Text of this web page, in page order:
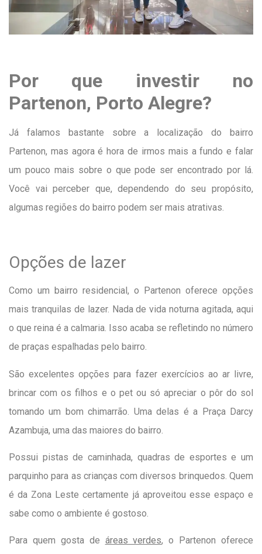
Por que investir no
Partenon, Porto Alegre?
Já falamos bastante sobre a localização do bairro
Partenon, mas agora é hora de irmos mais a fundo e falar
um pouco mais sobre o que pode ser encontrado por lá.
Você vai perceber que, dependendo do seu propósito,
algumas regiões do bairro podem ser mais atrativas.
Opções de lazer
Como um bairro residencial, o Partenon oferece opções
mais tranquilas de lazer. Nada de vida noturna agitada, aqui
o que reina é a calmaria. Isso acaba se refletindo no número
de praças espalhadas pelo bairro.
São excelentes opções para fazer exercícios ao ar livre,
brincar com os filhos e o pet ou só apreciar o pôr do sol
tomando um bom chimarrão. Uma delas é a Praça Darcy
Azambuja, uma das maiores do bairro.
Possui pistas de caminhada, quadras de esportes e um
parquinho para as crianças com diversos brinquedos. Quem
é da Zona Leste certamente já aproveitou esse espaço e
sabe como o ambiente é gostoso.
Para quem gosta de áreas verdes, o Partenon oferece